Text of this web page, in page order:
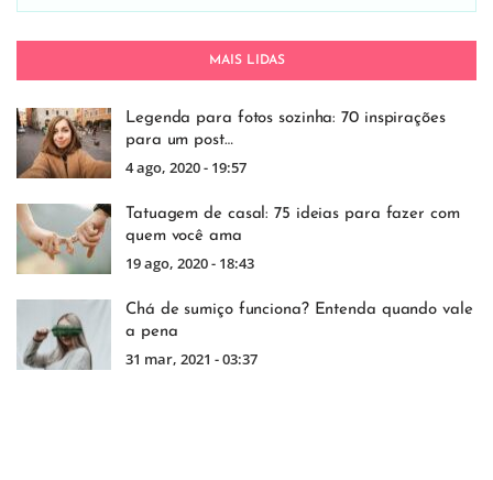
MAIS LIDAS
Legenda para fotos sozinha: 70 inspirações
para um post…
4 ago, 2020 - 19:57
Tatuagem de casal: 75 ideias para fazer com
quem você ama
19 ago, 2020 - 18:43
Chá de sumiço funciona? Entenda quando vale
a pena
31 mar, 2021 - 03:37